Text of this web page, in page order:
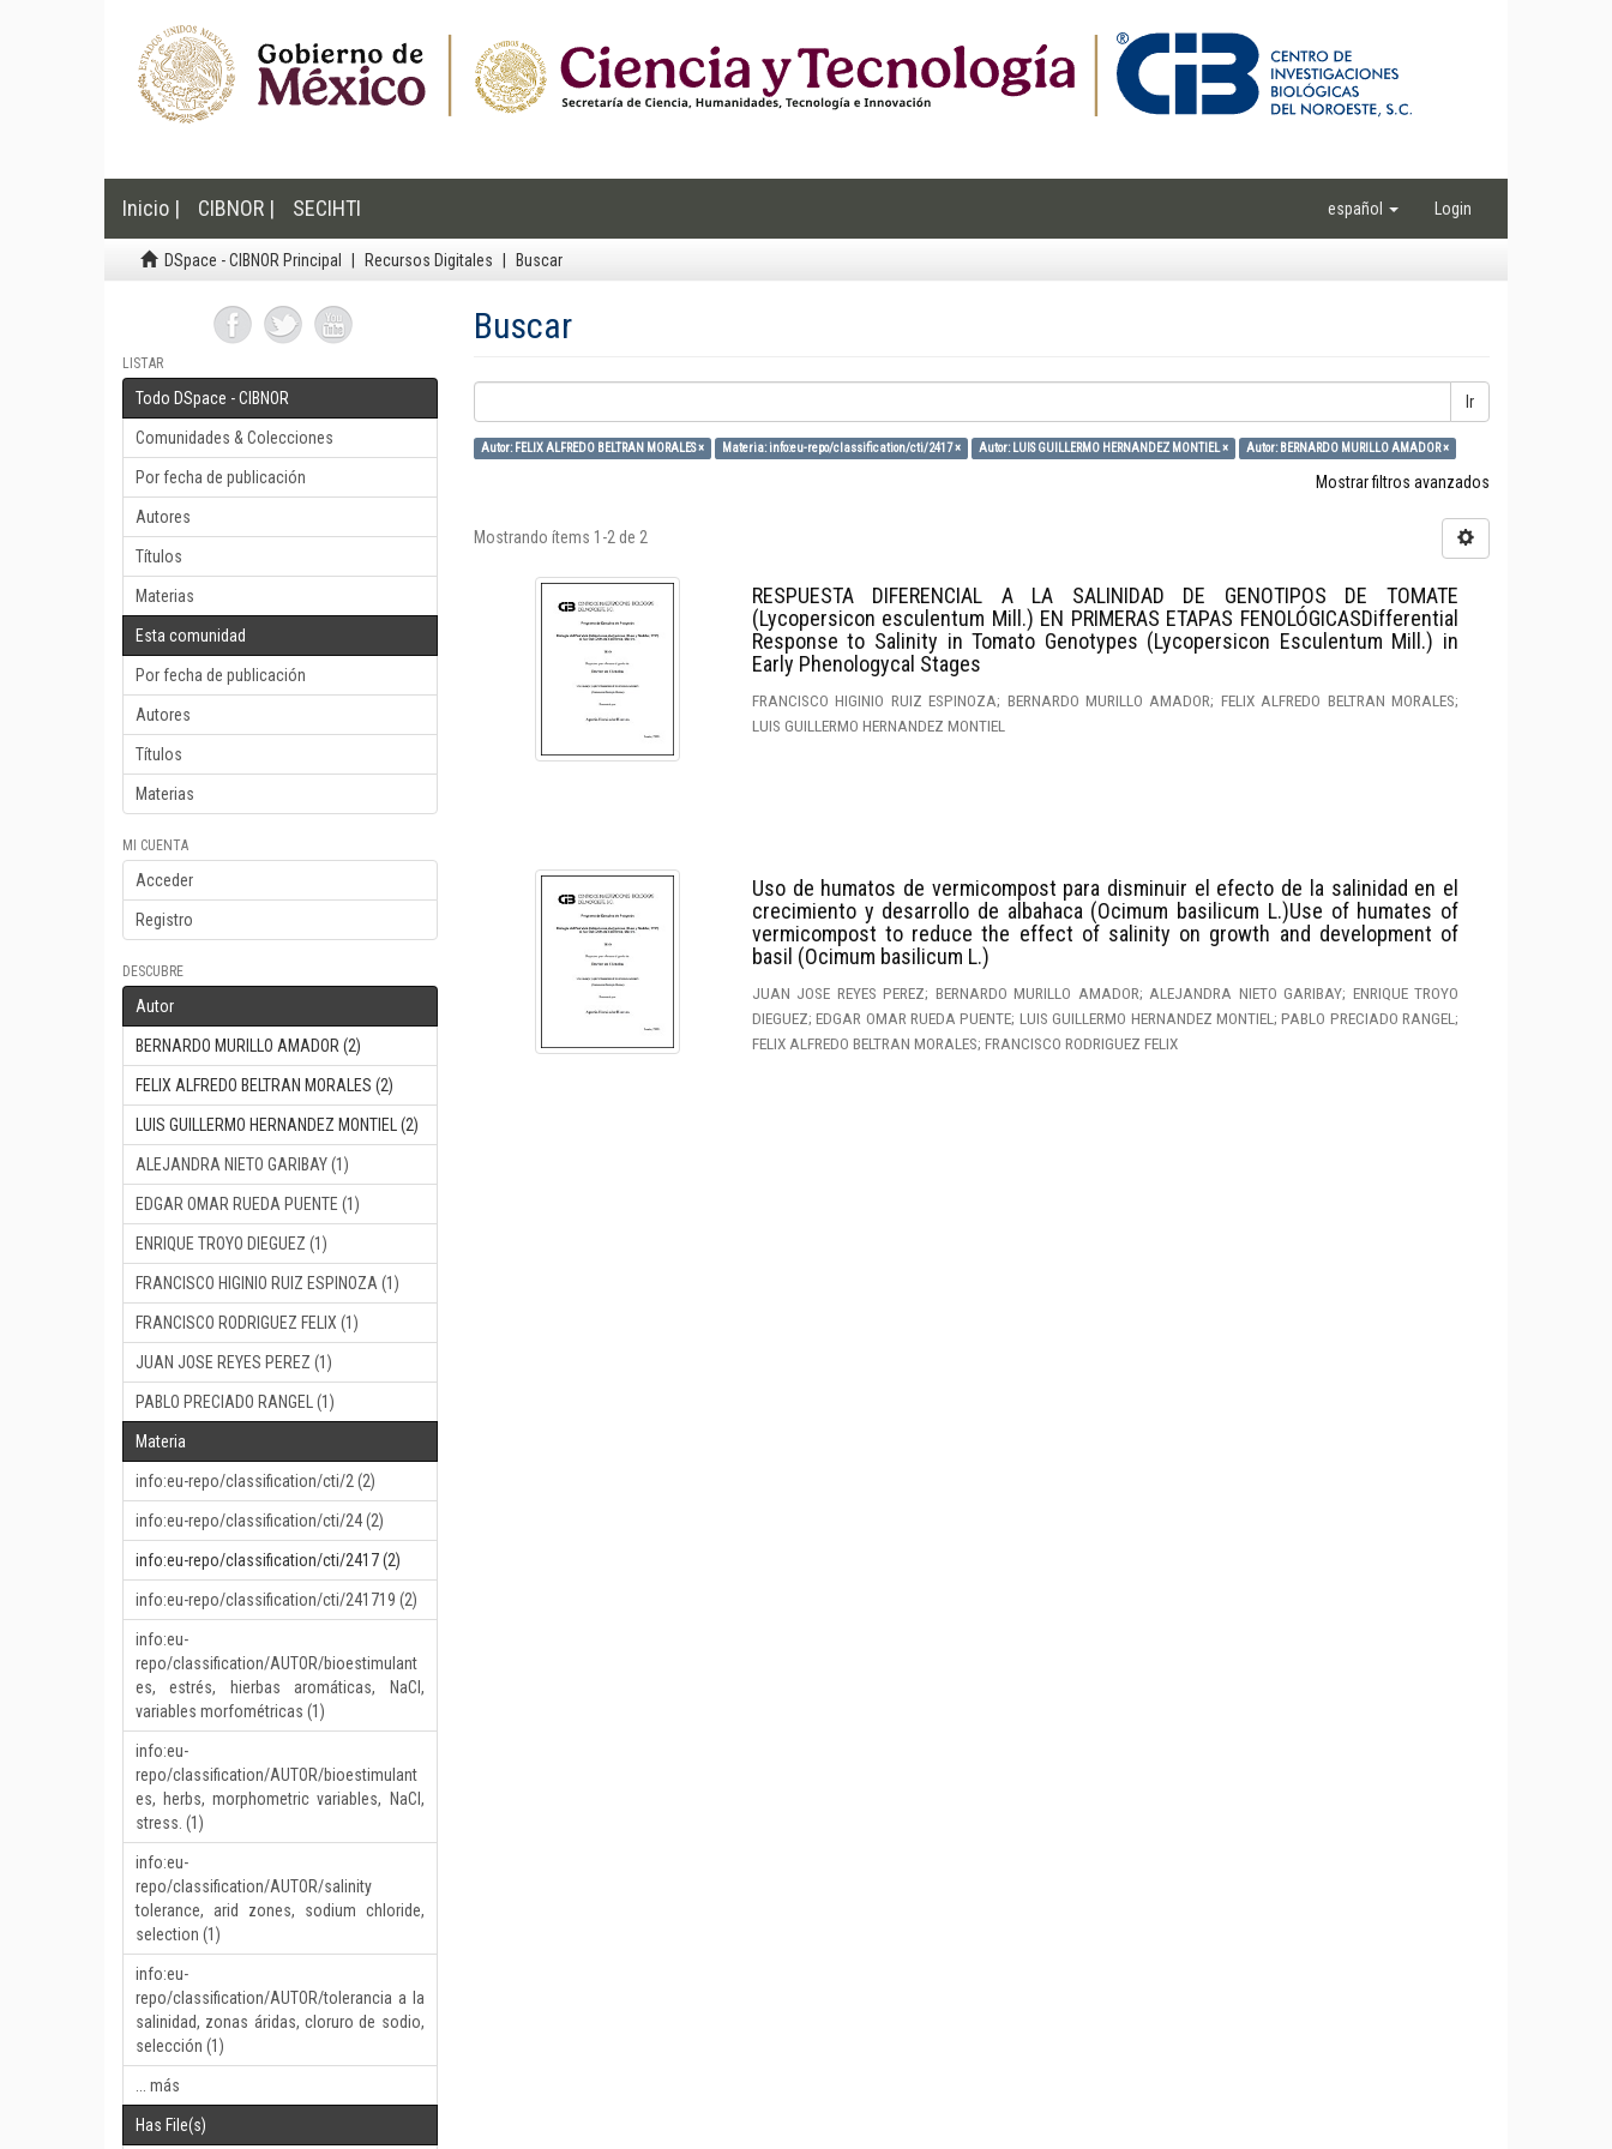
Inicio | CIBNOR | SECIHTI español Login
DSpace - CIBNOR Principal Recursos Digitales Buscar
LISTAR
Todo DSpace - CIBNOR
Comunidades & Colecciones
Por fecha de publicación
Autores
Títulos
Materias
Esta comunidad
Por fecha de publicación
Autores
Títulos
Materias
MI CUENTA
Acceder
Registro
DESCUBRE
Autor
BERNARDO MURILLO AMADOR (2)
FELIX ALFREDO BELTRAN MORALES (2)
LUIS GUILLERMO HERNANDEZ MONTIEL (2)
ALEJANDRA NIETO GARIBAY (1)
EDGAR OMAR RUEDA PUENTE (1)
ENRIQUE TROYO DIEGUEZ (1)
FRANCISCO HIGINIO RUIZ ESPINOZA (1)
FRANCISCO RODRIGUEZ FELIX (1)
JUAN JOSE REYES PEREZ (1)
PABLO PRECIADO RANGEL (1)
Materia
info:eu-repo/classification/cti/2 (2)
info:eu-repo/classification/cti/24 (2)
info:eu-repo/classification/cti/2417 (2)
info:eu-repo/classification/cti/241719 (2)
info:eu-
repo/classification/AUTOR/bioestimulant
es, estrés, hierbas aromáticas, NaCl,
variables morfométricas (1)
info:eu-
repo/classification/AUTOR/bioestimulant
es, herbs, morphometric variables, NaCl,
stress. (1)
info:eu-
repo/classification/AUTOR/salinity
tolerance, arid zones, sodium chloride,
selection (1)
info:eu-
repo/classification/AUTOR/tolerancia a la
salinidad, zonas áridas, cloruro de sodio,
selección (1)
... más
Has File(s)
Buscar
Ir
Autor: FELIX ALFREDO BELTRAN MORALES × Materia: info:eu-repo/classification/cti/2417 × Autor: LUIS GUILLERMO HERNANDEZ MONTIEL × Autor: BERNARDO MURILLO AMADOR ×
Mostrar filtros avanzados
Mostrando ítems 1-2 de 2
RESPUESTA DIFERENCIAL A LA SALINIDAD DE GENOTIPOS DE TOMATE
(Lycopersicon esculentum Mill.) EN PRIMERAS ETAPAS FENOLÓGICASDifferential
Response to Salinity in Tomato Genotypes (Lycopersicon Esculentum Mill.) in
Early Phenologycal Stages
FRANCISCO HIGINIO RUIZ ESPINOZA; BERNARDO MURILLO AMADOR; FELIX ALFREDO BELTRAN MORALES;
LUIS GUILLERMO HERNANDEZ MONTIEL
Uso de humatos de vermicompost para disminuir el efecto de la salinidad en el
crecimiento y desarrollo de albahaca (Ocimum basilicum L.)Use of humates of
vermicompost to reduce the effect of salinity on growth and development of
basil (Ocimum basilicum L.)
JUAN JOSE REYES PEREZ; BERNARDO MURILLO AMADOR; ALEJANDRA NIETO GARIBAY; ENRIQUE TROYO
DIEGUEZ; EDGAR OMAR RUEDA PUENTE; LUIS GUILLERMO HERNANDEZ MONTIEL; PABLO PRECIADO RANGEL;
FELIX ALFREDO BELTRAN MORALES; FRANCISCO RODRIGUEZ FELIX